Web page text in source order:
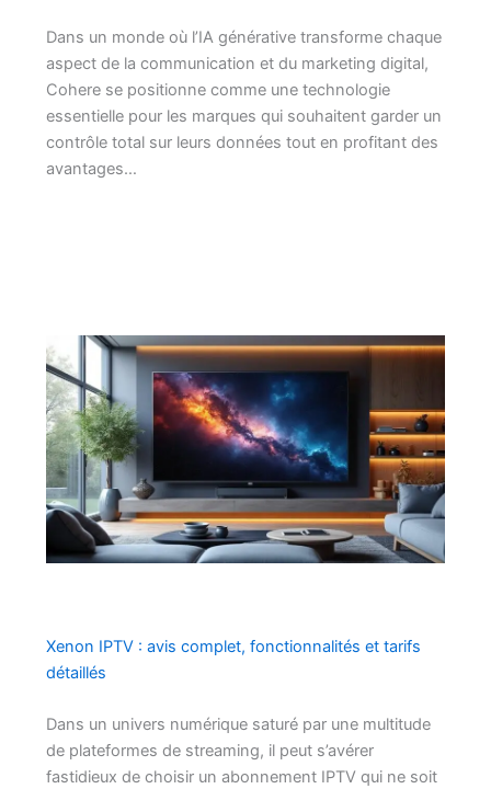
Dans un monde où l’IA générative transforme chaque
aspect de la communication et du marketing digital,
Cohere se positionne comme une technologie
essentielle pour les marques qui souhaitent garder un
contrôle total sur leurs données tout en profitant des
avantages…
Xenon IPTV : avis complet, fonctionnalités et tarifs
détaillés
Dans un univers numérique saturé par une multitude
de plateformes de streaming, il peut s’avérer
fastidieux de choisir un abonnement IPTV qui ne soit